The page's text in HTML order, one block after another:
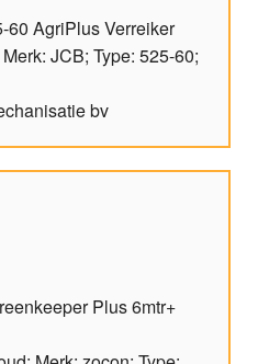
60 AgriPlus Verreiker
JCB; Type: 525-60;
bv
Plus 6mtr+